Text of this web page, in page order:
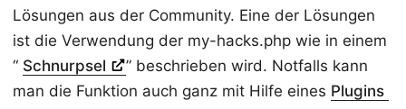
Lösungen aus der Community. Eine der Lösungen
ist die Verwendung der my-hacks.php wie in einem
“ Schnurpsel
” beschrieben wird. Notfalls kann
man die Funktion auch ganz mit Hilfe eines Plugins